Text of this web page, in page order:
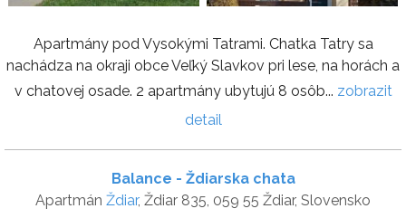
Apartmány pod Vysokými Tatrami. Chatka Tatry sa
nachádza na okraji obce Veľký Slavkov pri lese, na horách a
v chatovej osade. 2 apartmány ubytujú 8 osôb... zobrazit
detail
Balance - Ždiarska chata
Apartmán Ždiar, Ždiar 835, 059 55 Ždiar, Slovensko